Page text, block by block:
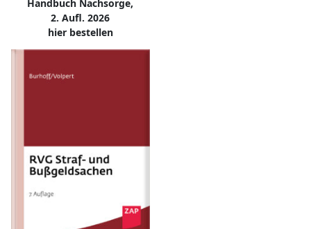
Handbuch Nachsorge,
2. Aufl. 2026
hier bestellen